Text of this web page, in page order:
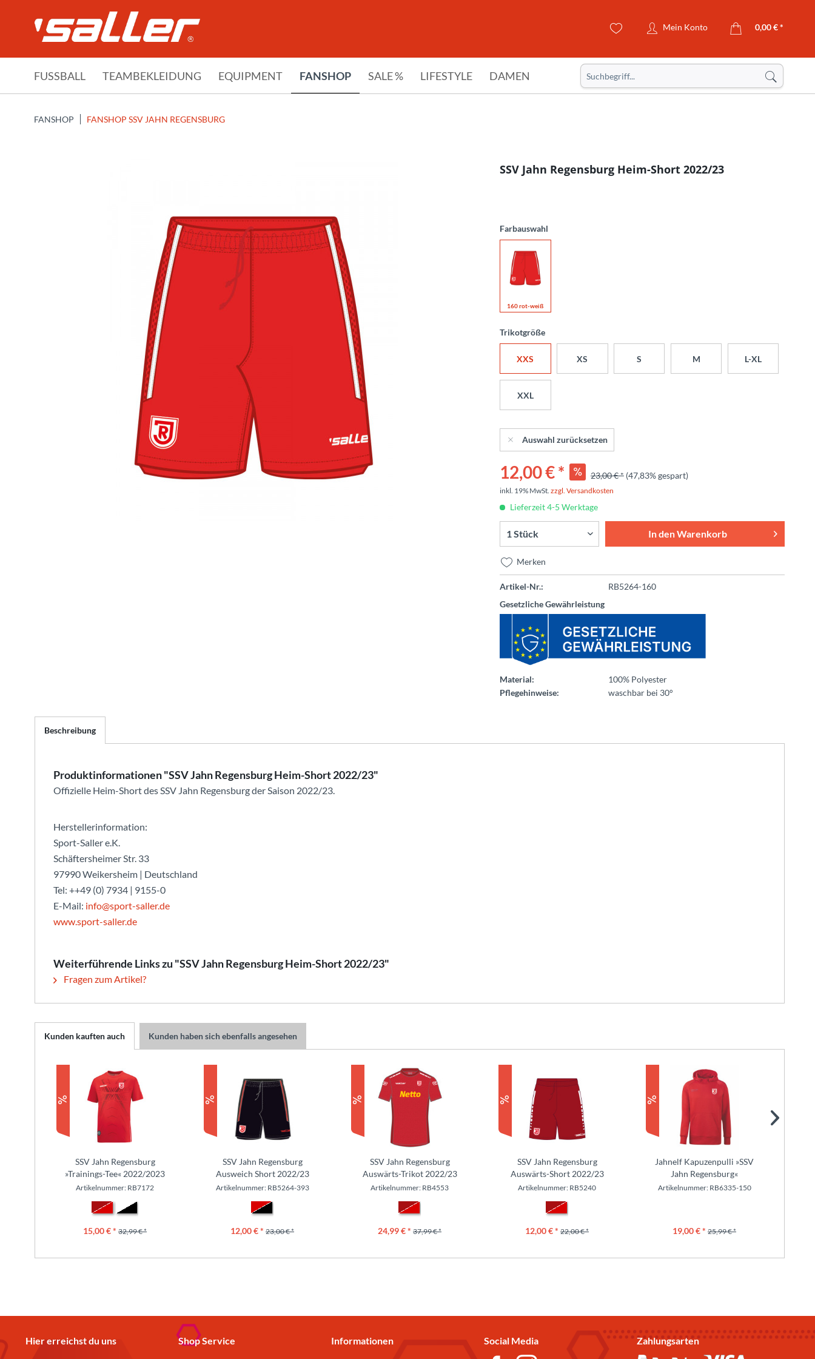
Mein Konto 0,00 € *
FUSSBALL TEAMBEKLEIDUNG EQUIPMENT FANSHOP SALE % LIFESTYLE DAMEN
FANSHOP FANSHOP SSV JAHN REGENSBURG
SSV Jahn Regensburg Heim-Short 2022/23
Farbauswahl
160 rot-weiß
Trikotgröße
XXS XS S M L-XL
XXL
Auswahl zurücksetzen
12,00 € * 23,00 € * (47,83% gespart)
inkl. 19% MwSt. zzgl. Versandkosten
Lieferzeit 4-5 Werktage
In denWarenkorb
Merken
Artikel-Nr.:
RB5264-160
Gesetzliche Gewährleistung
Material:
100% Polyester
Pflegehinweise:
waschbar bei 30°
Beschreibung
Produktinformationen "SSV Jahn Regensburg Heim-Short 2022/23"
Offizielle Heim-Short des SSV Jahn Regensburg der Saison 2022/23.
Herstellerinformation:
Sport-Saller e.K.
Schäftersheimer Str. 33
97990 Weikersheim | Deutschland
Tel: ++49 (0) 7934 | 9155-0
E-Mail: info@sport-saller.de
www.sport-saller.de
Weiterführende Links zu "SSV Jahn Regensburg Heim-Short 2022/23"
Fragen zum Artikel?
Kunden kauften auch Kunden haben sich ebenfalls angesehen
SSV Jahn Regensburg
»Trainings-Tee« 2022/2023
Artikelnummer: RB7172
15,00 € * 32,99 € *
SSV Jahn Regensburg
Ausweich Short 2022/23
Artikelnummer: RB5264-393
12,00 € * 23,00 € *
SSV Jahn Regensburg
Auswärts-Trikot 2022/23
Artikelnummer: RB4553
24,99 € * 37,99 € *
SSV Jahn Regensburg
Auswärts-Short 2022/23
Artikelnummer: RB5240
12,00 € * 22,00 € *
Jahnelf Kapuzenpulli »SSV
Jahn Regensburg«
Artikelnummer: RB6335-150
19,00 € * 25,99 € *
Hier erreichst du uns
Shop Service
Informationen
Social Media Zahlungsarten